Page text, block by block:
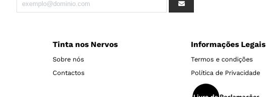
Tinta nos Nervos
Sobre nós
Contactos
Informações Legais
Termos e condições
Política de Privacidade